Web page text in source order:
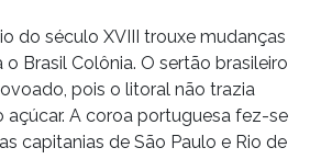
do século XVIII trouxe mudanças
Brasil Colônia. O sertão brasileiro
pois o litoral não trazia
açúcar. A coroa portuguesa fez-se
capitanias de São Paulo e Rio de